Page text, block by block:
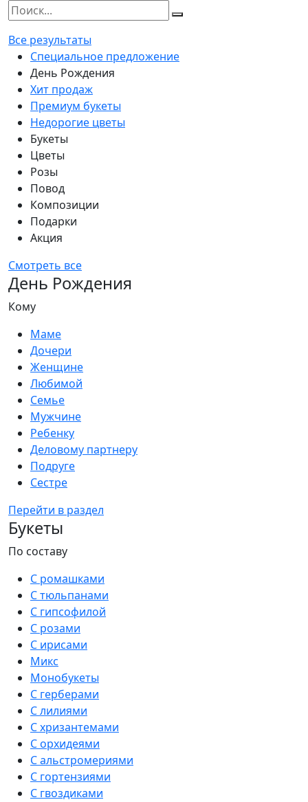
Все результаты
Специальное предложение
День Рождения
Хит продаж
Премиум букеты
Недорогие цветы
Букеты
Цветы
Розы
Повод
Композиции
Подарки
Акция
Смотреть все
День Рождения
Кому
Маме
Дочери
Женщине
Любимой
Семье
Мужчине
Ребенку
Деловому партнеру
Подруге
Сестре
Перейти в раздел
Букеты
По составу
С ромашками
С тюльпанами
С гипсофилой
С розами
С ирисами
Микс
Монобукеты
С герберами
С лилиями
С хризантемами
С орхидеями
С альстромериями
С гортензиями
С гвоздиками